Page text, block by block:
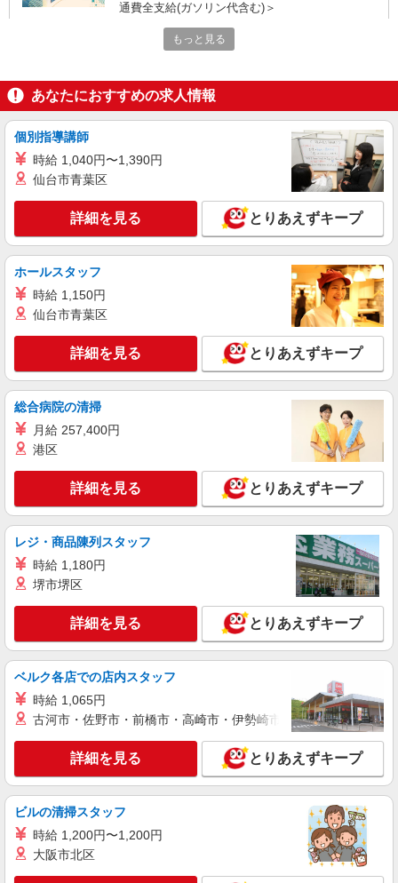
通費全支給(ガソリン代含む)＞
大阪府箕面市稲≪最寄り駅：牧落≫
派遣社員
株式会社kotrio /●KT-H-2015033
牧落駅★未経験OKの人間関係に悩まない職場
へ★サ高住スタッフ
時給1600円〜2250円 ＜日払い有/週払い有/交
通費全支給(ガソリン代含む)＞
大阪府箕面市稲≪最寄り駅：牧落≫
キープ 詳細を見る
派遣社員
株式会社kotrio /●KT-H-1955348
箕面駅｜日払いOK！日収1.2万円超え×サ高住
スタッフ！
時給1600円〜2250円 ＜日払い有/週払い有/交
詳細を見る
株式会社kotrio /●KT-H-1955216
牧落駅｜日払いOK！日収1.2万円超え×サ高住
時給1600円〜2250円 ＜日払い有/週払い有/交
大阪府箕面市稲≪最寄り駅：牧落≫
詳細を見る
派遣社員
（株）ウィルオブ・ワークCW 大阪支店/ms270101
時給1700円 ◆前払い・日払い・週払いOK
大阪府箕面市
キープ 詳細を見る
派遣社員
株式会社kotrio /●KT-H-2014416
もっと見る
あなたにおすすめの求人情報
個別指導講師
時給 1,040円〜1,390円
仙台市青葉区
詳細を見る とりあえずキープ
ホールスタッフ
時給 1,150円
仙台市青葉区
詳細を見る とりあえずキープ
総合病院の清掃
月給 257,400円
港区
詳細を見る とりあえずキープ
レジ・商品陳列スタッフ
時給 1,180円
堺市堺区
詳細を見る とりあえずキープ
ベルク各店での店内スタッフ
時給 1,065円
古河市・佐野市・前橋市・高崎市・伊勢崎市・太田市・館林市
詳細を見る とりあえずキープ
ビルの清掃スタッフ
時給 1,200円〜1,200円
大阪市北区